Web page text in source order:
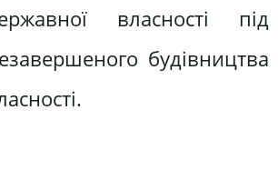
власності під
будівництва